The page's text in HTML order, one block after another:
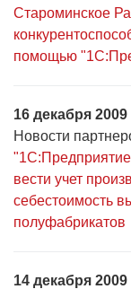
Староминское
помощью
16 декабря 2009
Новости
вести учет
себестоимость
полуфабрикатов
14 декабря 2009